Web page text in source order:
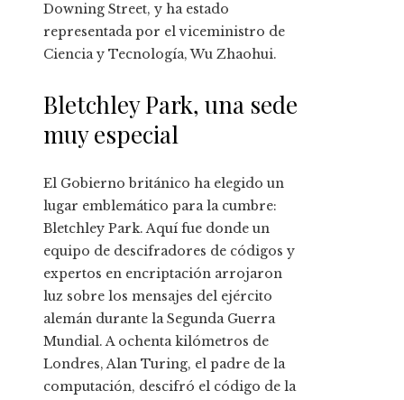
Downing Street, y ha estado
representada por el viceministro de
Ciencia y Tecnología, Wu Zhaohui.
Bletchley Park, una sede
muy especial
El Gobierno británico ha elegido un
lugar emblemático para la cumbre:
Bletchley Park. Aquí fue donde un
equipo de descifradores de códigos y
expertos en encriptación arrojaron
luz sobre los mensajes del ejército
alemán durante la Segunda Guerra
Mundial. A ochenta kilómetros de
Londres, Alan Turing, el padre de la
computación, descifró el código de la